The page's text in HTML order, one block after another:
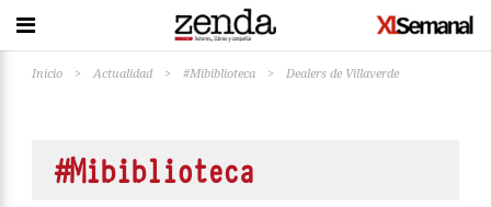
Inicio > Actualidad > #Mibiblioteca > Dealers de Villaverde
#Mibiblioteca